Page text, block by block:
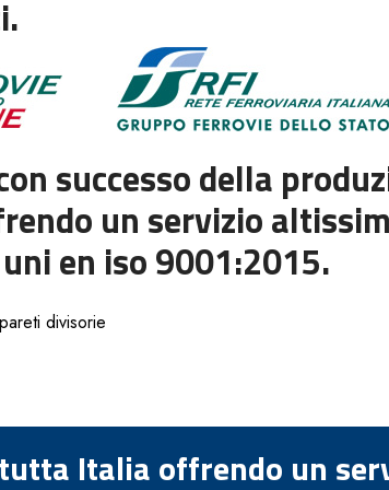
successo della
un servizio
en iso 9001:2015.
divisorie
Italia offrendo un